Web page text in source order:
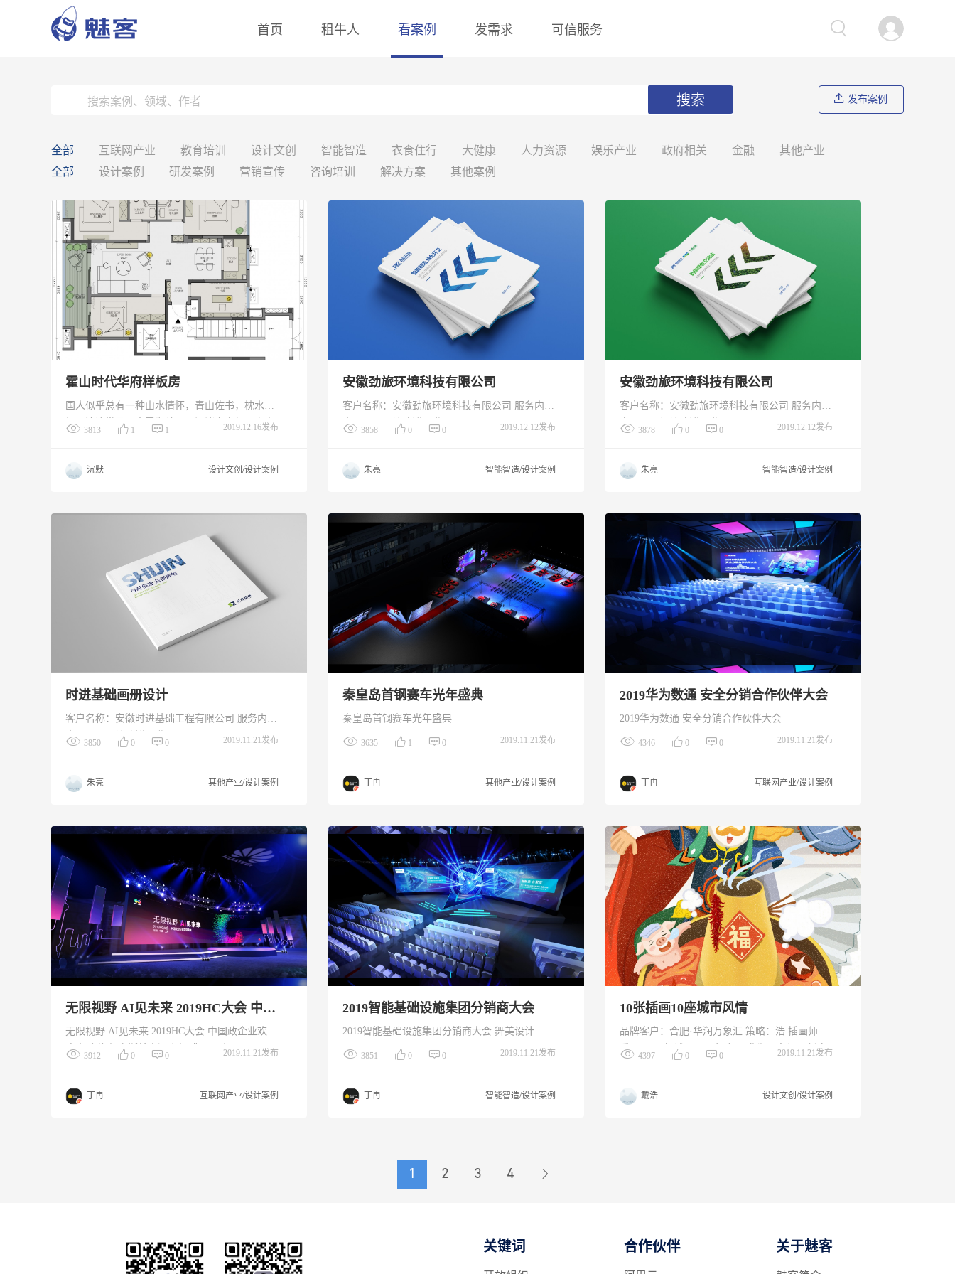
首页 租牛人 看案例 发需求 可信服务
搜索 发布案例
全部 互联网产业 教育培训 设计文创 智能智造 衣食住行 大健康 人力资源 娱乐产业 政府相关 金融
其他产业
全部
设计案例 研发案例 营销宣传 咨询培训 解决方案 其他案例
霍山时代华府样板房
国人似乎总有一种山水情怀，青山佐书，枕水而
栖，沧浪赏月，烹露为茶，于江渚之上驾一夜扁
做不到深隐于世，可总有办法在尘世创造一处攸
3813 1 1 2019.12.16发布
沉默 设计文创/设计案例
安徽劲旅环境科技有限公司
客户名称：安徽劲旅环境科技有限公司 服务内
容：画册设计 创作日期：2019.11
3858 0 0 2019.12.12发布
朱亮 智能智造/设计案例
安徽劲旅环境科技有限公司
客户名称：安徽劲旅环境科技有限公司 服务内
容：画册设计 创作日期：2019.11
3878 0 0 2019.12.12发布
朱亮 智能智造/设计案例
时进基础画册设计
客户名称：安徽时进基础工程有限公司 服务内
容：画册设计 创作日期：2019.11
3850 0 0 2019.11.21发布
朱亮 其他产业/设计案例
秦皇岛首钢赛车光年盛典
秦皇岛首钢赛车光年盛典
3635 1 0 2019.11.21发布
丁冉 其他产业/设计案例
2019华为数通 安全分销合作伙伴大会
2019华为数通 安全分销合作伙伴大会
4346 0 0 2019.11.21发布
丁冉 互联网产业/设计案例
无限视野 AI见未来 2019HC大会 中国政企业欢迎晚宴
无限视野 AI见未来 2019HC大会 中国政企业欢迎
晚宴 上海凯宾斯基大酒店与 翡翠公主号
3912 0 0 2019.11.21发布
丁冉 互联网产业/设计案例
2019智能基础设施集团分销商大会
2019智能基础设施集团分销商大会 舞美设计
3851 0 0 2019.11.21发布
丁冉 智能智造/设计案例
10张插画10座城市风情
品牌客户：合肥·华润万象汇 策略：浩 插画师：
乔二两 H5概述：2019年合肥·华润万象汇以新春
福。用户在参与H5互动的时候，可以听到来自不
4397 0 0 2019.11.21发布
戴浩 设计文创/设计案例
1 2 3 4
关键词 合作伙伴 关于魅客